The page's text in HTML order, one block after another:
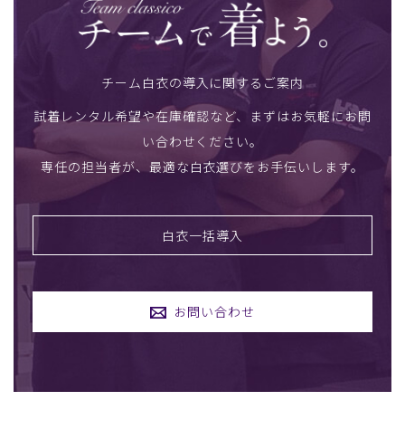
チーム白衣の導入に関するご案内
試着レンタル希望や在庫確認など、まずはお気軽にお問
い合わせください。
専任の担当者が、最適な白衣選びをお手伝いします。
白衣一括導入
お問い合わせ